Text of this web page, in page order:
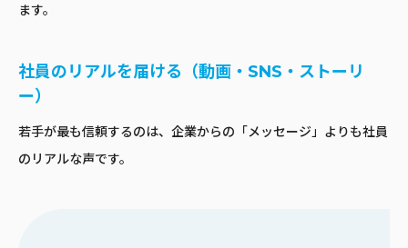
ます。
社員のリアルを届ける（動画・SNS・ストーリ
ー）
若手が最も信頼するのは、企業からの「メッセージ」よりも社員
のリアルな声です。